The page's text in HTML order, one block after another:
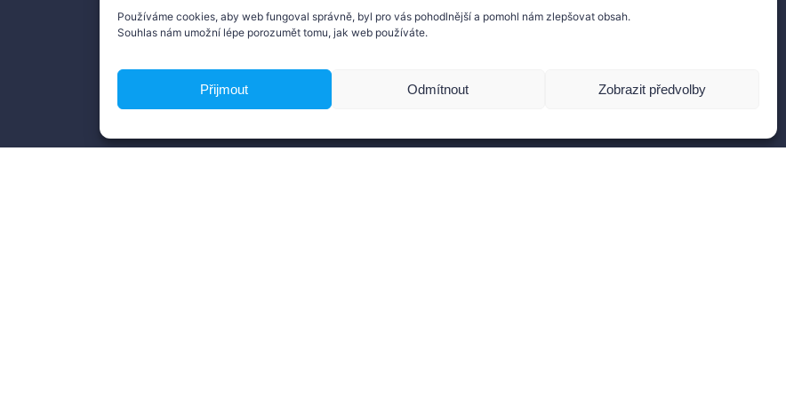
Používáme cookies, aby web fungoval správně, byl pro vás pohodlnější a pomohl nám zlepšovat obsah.
Souhlas nám umožní lépe porozumět tomu, jak web používáte.
Přijmout Odmítnout Zobrazit předvolby
Souhlasím se zasíláním e-mailů a zpracováním